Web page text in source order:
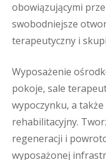
obowiązującymi
swobodniejsze
terapeutyczny i
Wyposażenie
pokoje, sale
wypoczynku, a
rehabilitacyjny.
regeneracji i
wyposażonej